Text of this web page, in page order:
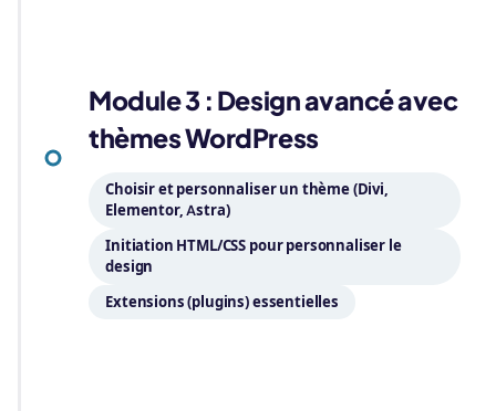
Module 3 : Design avancé avec
thèmes WordPress
Choisir et personnaliser un thème (Divi,
Elementor, Astra)
Initiation HTML/CSS pour personnaliser le
design
Extensions (plugins) essentielles